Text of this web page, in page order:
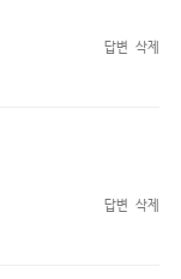
답변 삭제
답변 삭제